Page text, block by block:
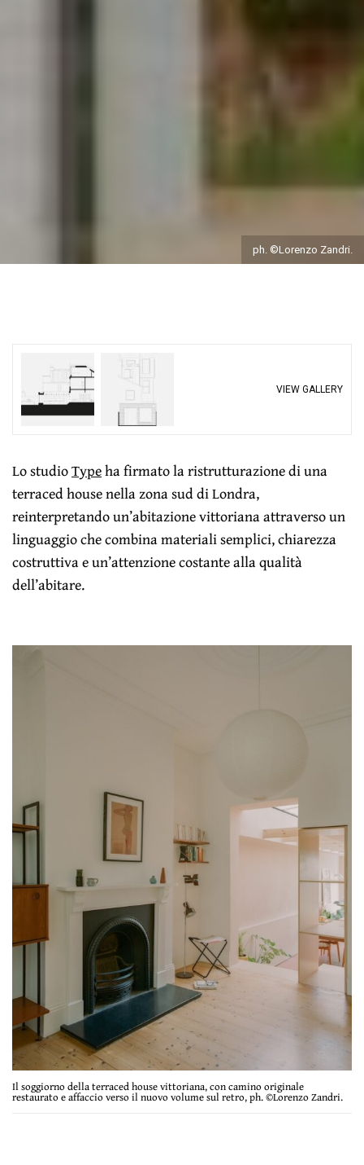
ph. ©Lorenzo Zandri.
VIEW GALLERY
Lo studioTypeha firmato la ristrutturazione di una
terraced house nella zona sud di Londra,
reinterpretando un’abitazione vittoriana attraverso un
linguaggio che combina materiali semplici, chiarezza
costruttiva e un’attenzione costante alla qualità
dell’abitare.
Il soggiorno della terraced house vittoriana, con camino originale
restaurato e affaccio verso il nuovo volume sul retro, ph. ©Lorenzo Zandri.